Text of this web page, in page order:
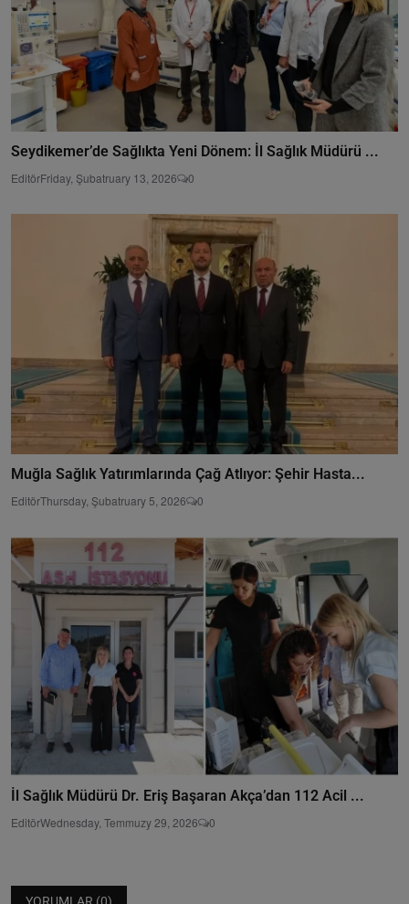
Seydikemer’de Sağlıkta Yeni Dönem: İl Sağlık Müdürü ...
EditörFriday, Şubatruary 13, 2026 0
Muğla Sağlık Yatırımlarında Çağ Atlıyor: Şehir Hasta...
EditörThursday, Şubatruary 5, 2026 0
İl Sağlık Müdürü Dr. Eriş Başaran Akça’dan 112 Acil ...
EditörWednesday, Temmuzy 29, 2026 0
YORUMLAR (0)